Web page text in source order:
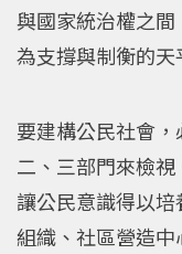
與國家統治權之
為支撐與制衡的天
要建構公民社會
二、三部門來檢
讓公民意識得以
組織、社區營造